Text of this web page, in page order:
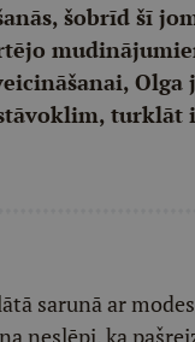
šobrīd šī
turklāt
sarunā ar
neslēpj, ka